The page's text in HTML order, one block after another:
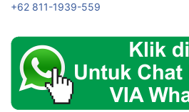
+62 811-1939-559